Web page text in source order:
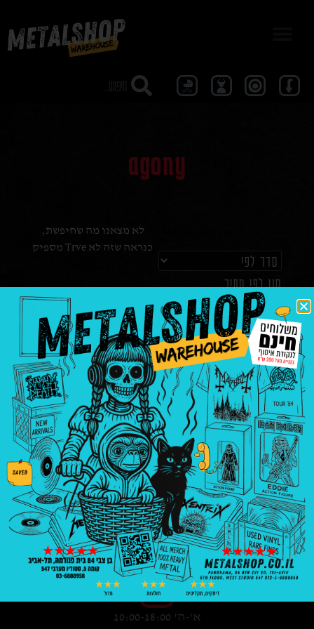
agony
סנן לפי מחיר
₪
8
—
₪
3008
לא מצאנו מה שחיפשת,
כנראה שזה לא Trve מספיק
בניין פנורמה, בן צבי 84, ת"א קומה 5, סטודיו
547
03-6888958
א'-ה' 10:00-18:00